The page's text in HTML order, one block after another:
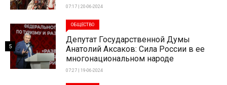
07:17 | 20-06-2024
ОБЩЕСТВО
Депутат Государственной Думы
Анатолий Аксаков: Сила России в ее
многонациональном народе
07:27 | 19-06-2024
5